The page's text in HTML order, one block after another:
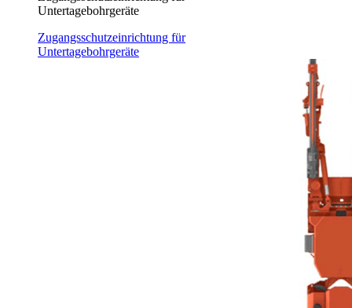
Untertagebohrgeräte
Zugangsschutzeinrichtung für
Untertagebohrgeräte